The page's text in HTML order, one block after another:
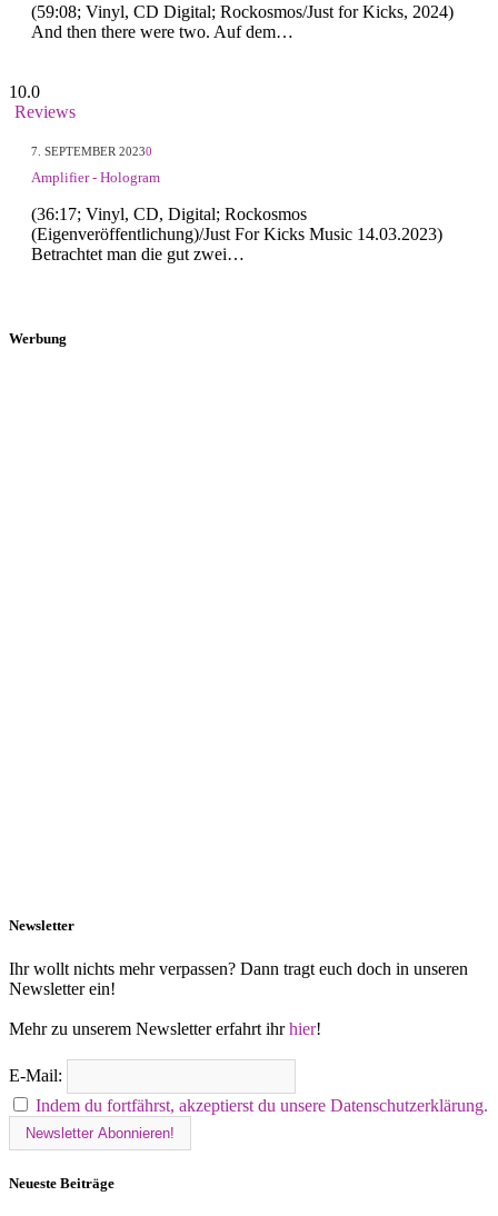
(59:08; Vinyl, CD Digital; Rockosmos/Just for Kicks, 2024)
And then there were two. Auf dem…
10.0
Reviews
7. SEPTEMBER 20230
Amplifier - Hologram
(36:17; Vinyl, CD, Digital; Rockosmos
(Eigenveröffentlichung)/Just For Kicks Music 14.03.2023)
Betrachtet man die gut zwei…
Werbung
Newsletter
Ihr wollt nichts mehr verpassen? Dann tragt euch doch in unseren
Newsletter ein!
Mehr zu unserem Newsletter erfahrt ihrhier!
E-Mail:
Indem du fortfährst, akzeptierst du unsere Datenschutzerklärung.
Neueste Beiträge